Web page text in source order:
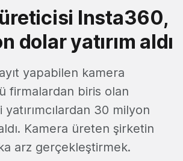
Insta360,
dolar yatırım aldı
yapabilen kamera
firmalardan biris olan
30 milyon
Kamera üreten şirketin
arz gerçekleştirmek.